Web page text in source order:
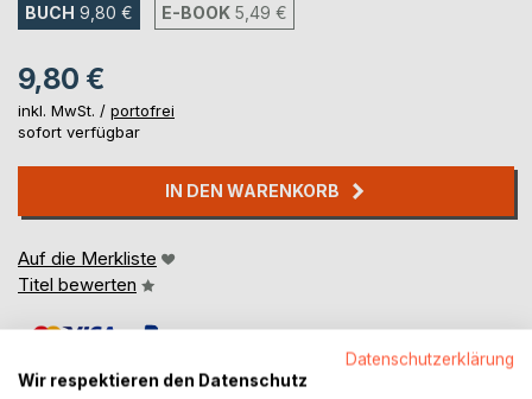
BUCH 9,80 € E-BOOK 5,49 €
9,80 €
inkl. MwSt. / portofrei
sofort verfügbar
IN DEN WARENKORB
Auf die Merkliste
Titel bewerten
Datenschutzerklärung
Wir respektieren den Datenschutz